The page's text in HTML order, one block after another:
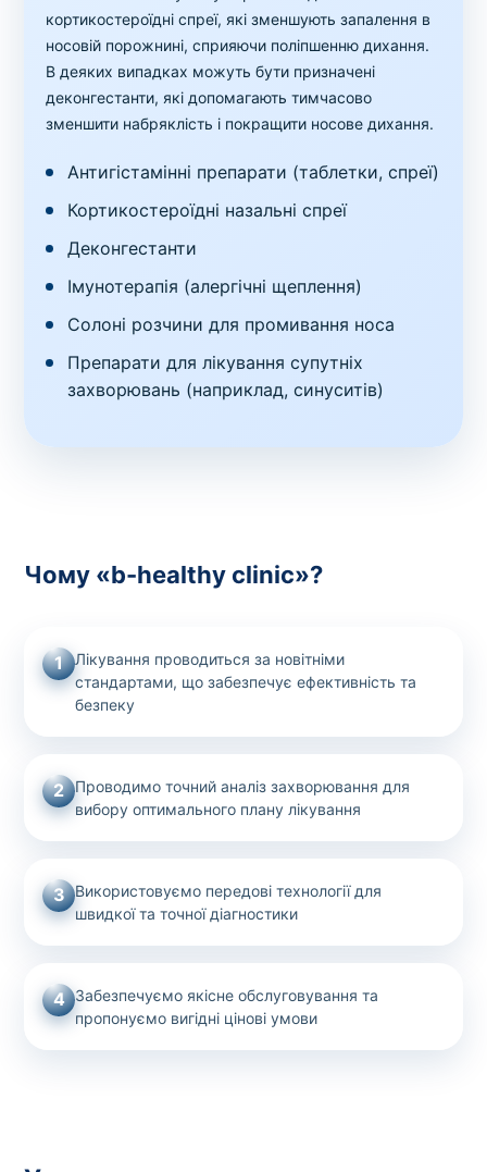
кортикостероїдні спреї, які зменшують запалення в
носовій порожнині, сприяючи поліпшенню дихання.
В деяких випадках можуть бути призначені
деконгестанти, які допомагають тимчасово
зменшити набряклість і покращити носове дихання.
Антигістамінні препарати (таблетки, спреї)
Кортикостероїдні назальні спреї
Деконгестанти
Імунотерапія (алергічні щеплення)
Солоні розчини для промивання носа
Препарати для лікування супутніх
захворювань (наприклад, синуситів)
Чому «b-healthy clinic»?
1
Лікування проводиться за новітніми
стандартами, що забезпечує ефективність та
безпеку
2
Проводимо точний аналіз захворювання для
вибору оптимального плану лікування
3 Використовуємо передові технології для
швидкої та точної діагностики
4 Забезпечуємо якісне обслуговування та
пропонуємо вигідні цінові умови